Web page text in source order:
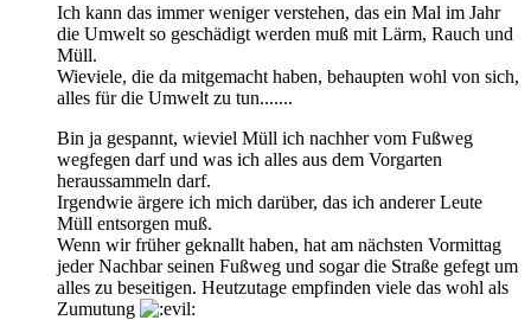
Ich kann das immer weniger verstehen, das ein Mal im Jahr
die Umwelt so geschädigt werden muß mit Lärm, Rauch und
Müll.
Wieviele, die da mitgemacht haben, behaupten wohl von sich,
alles für die Umwelt zu tun.......
Bin ja gespannt, wieviel Müll ich nachher vom Fußweg
wegfegen darf und was ich alles aus dem Vorgarten
heraussammeln darf.
Irgendwie ärgere ich mich darüber, das ich anderer Leute
Müll entsorgen muß.
Wenn wir früher geknallt haben, hat am nächsten Vormittag
jeder Nachbar seinen Fußweg und sogar die Straße gefegt um
alles zu beseitigen. Heutzutage empfinden viele das wohl als
Zumutung